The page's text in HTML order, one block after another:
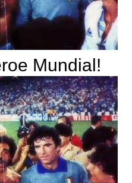
Mundial!